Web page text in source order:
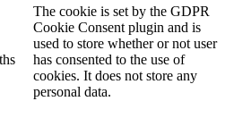
The cookie is set by the GDPR
Cookie Consent plugin and is
used to store whether or not user
has consented to the use of
cookies. It does not store any
personal data.